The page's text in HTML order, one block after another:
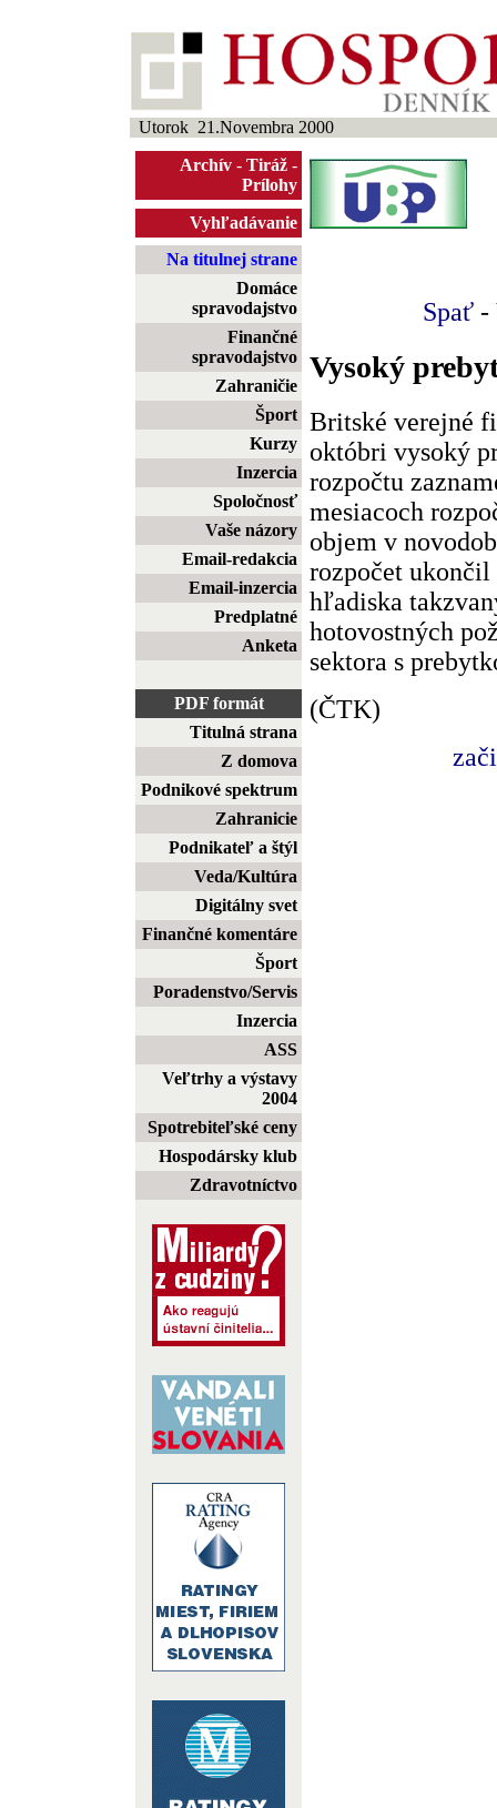
Utorok 21.Novembra 2000
Archív - Tiráž -
Prílohy
Vyhľadávanie
Na titulnej strane
Domáce
spravodajstvo
Finančné
spravodajstvo
Zahraničie
Šport
Kurzy
Inzercia
Spoločnosť
Vaše názory
Email-redakcia
Email-inzercia
Predplatné
Anketa
PDF formát
Titulná strana
Z domova
Podnikové spektrum
Zahranicie
Podnikateľ a štýl
Veda/Kultúra
Digitálny svet
Finančné komentáre
Šport
Poradenstvo/Servis
Inzercia
ASS
Veľtrhy a výstavy
2004
Spotrebiteľské ceny
Hospodársky klub
Zdravotníctvo
Spať -
Vysoký
Britské verejné
októbri vysoký
rozpočtu
mesiacoch
objem v
rozpočet ukončil
hľadiska
hotovostných
sektora s
(ČTK)